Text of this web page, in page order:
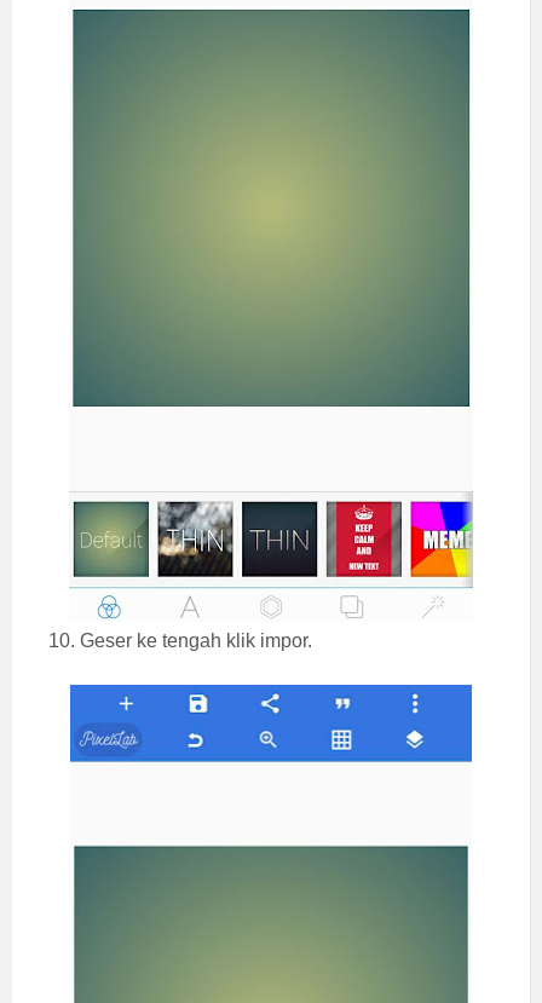
10. Geser ke tengah klik impor.